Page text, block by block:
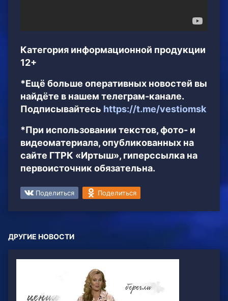
Категория информационной продукции
12+
*Ещё больше оперативных новостей вы
найдёте в нашем телеграм-канале.
Подписывайтесь https://t.me/vestiomsk
*При использовании текстов, фото- и
видеоматериала, опубликованных на
сайте ГТРК «Иртыш», гиперссылка на
первоисточник обязательна.
Поделиться Поделиться
ДРУГИЕ НОВОСТИ